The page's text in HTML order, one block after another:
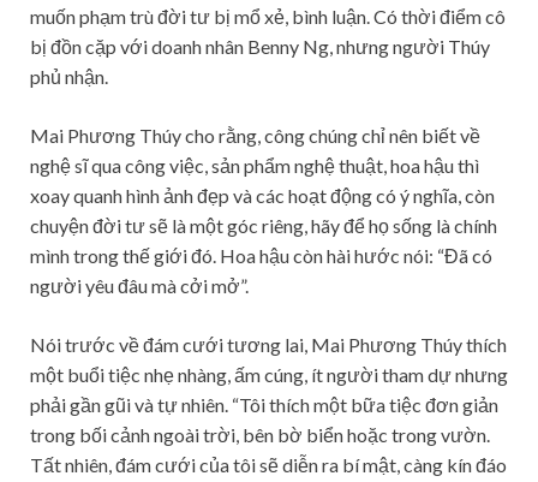
muốn phạm trù đời tư bị mổ xẻ, bình luận. Có thời điểm cô
bị đồn cặp với doanh nhân Benny Ng, nhưng người Thúy
phủ nhận.
Mai Phương Thúy cho rằng, công chúng chỉ nên biết về
nghệ sĩ qua công việc, sản phẩm nghệ thuật, hoa hậu thì
xoay quanh hình ảnh đẹp và các hoạt động có ý nghĩa, còn
chuyện đời tư sẽ là một góc riêng, hãy để họ sống là chính
mình trong thế giới đó. Hoa hậu còn hài hước nói: “Đã có
người yêu đâu mà cởi mở”.
Nói trước về đám cưới tương lai, Mai Phương Thúy thích
một buổi tiệc nhẹ nhàng, ấm cúng, ít người tham dự nhưng
phải gần gũi và tự nhiên. “Tôi thích một bữa tiệc đơn giản
trong bối cảnh ngoài trời, bên bờ biển hoặc trong vườn.
Tất nhiên, đám cưới của tôi sẽ diễn ra bí mật, càng kín đáo